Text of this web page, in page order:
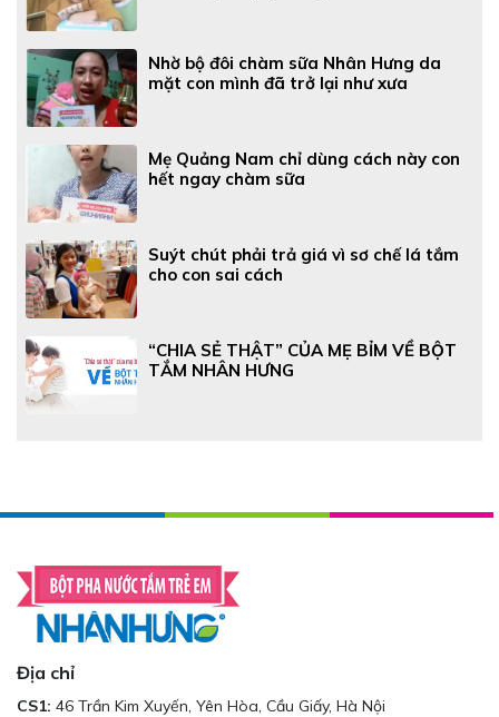
Nhờ bộ đôi chàm sữa Nhân Hưng da
mặt con mình đã trở lại như xưa
Mẹ Quảng Nam chỉ dùng cách này con
hết ngay chàm sữa
Suýt chút phải trả giá vì sơ chế lá tắm
cho con sai cách
“CHIA SẺ THẬT” CỦA MẸ BỈM VỀ BỘT
TẮM NHÂN HƯNG
Địa chỉ
CS1: 46 Trần Kim Xuyến, Yên Hòa, Cầu Giấy, Hà Nội